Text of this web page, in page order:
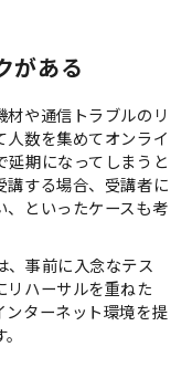
がある
や通信トラブルのリ
人数を集めてオンライ
延期になってしまうと
講する場合、受講者に
、といったケースも考
、事前に入念なテス
リハーサルを重ねた
ンターネット環境を提